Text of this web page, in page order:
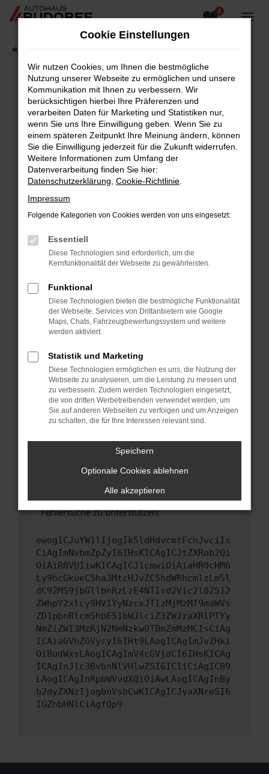
Zum
0
Fehler: Network Error
Beim Laden ist ein Fehler aufgetreten.
Hier sind ein paar Tipps, die dir helfen können:
Überprüfe deine Firewall und deine
Internetverbindung.
Laden andere Webseiten, zum Beispiel deine
Suchmaschine?
Prüfe deine Browsererweiterungen.
Manche Erweiterungen, wie Werbeblocker,
können das Laden bestimmter Seiten
verhindern. Funktioniert die Seite in einem
Fenster?
Starte dein Gerät neu.
Das kann manchmal helfen, vorübergehende
Probleme zu beheben.
Betriebssystem auf dem neuesten Stand
sind.
Veraltete Software birgt nicht nur ein
Sicherheitsrisiko, sondern kann auch dazu
führen, dass bestimmte Funktionen nicht mehr
unterstützt werden.
Wende dich an den Webseitenbetreiber.
Wenn du alle oben genannten Schritte versucht
hast, kontaktiere uns bitte. Wir werden
versuchen, das Problem zu beheben. Du kannst
uns diesen Text schicken, um uns bei der
Fehlersuche zu unterstützen:
ewogICJuYW1lIjogIk5ldHdvcmtFcnJvciIs
CiAgImNvbmZpZyI6IHsKICAgICJtZXRob2Qi
OiAiR0VUIiwKICAgICJ1cmwiOiAiaHR0cHM6
Ly9hcGkueC5ha3MtcHJvZC5hdWRhcmlzLm5l
dC92MS9jbGllbnRzLzE4NTIvd2Vic2l0ZS12
ZWhpY2xlcy9HV1YyNzcxJTIzMjMzMT9maWVs
ZD1pbnRlcm5hbE51bWJlciZ3ZWJzaXRlPTYy
NmZiZWI3MzRjN2NmNzkwOTBmZmMzMCIsCiAg
ICAiaGVhZGVycyI6IHt9LAogICAgImJvZHki
OiBudWxsLAogICAgImV4cGVjdCI6IHsKICAg
ICAgInJlc3BvbnNlVHlwZSI6ICIiCiAgICB9
LAogICAgInRpbWVvdXQiOiAwLAogICAgInBy
b2dyZXNzIjogbnVsbCwKICAgICJyaXNreSI6
IGZhbHNlCiAgfQp9
Cookie Einstellungen
Wir nutzen Cookies, um Ihnen die bestmögliche
Nutzung unserer Webseite zu ermöglichen und unsere
Kommunikation mit Ihnen zu verbessern. Wir
berücksichtigen hierbei Ihre Präferenzen und
verarbeiten Daten für Marketing und Statistiken nur,
wenn Sie uns Ihre Einwilligung geben. Wenn Sie zu
einem späteren Zeitpunkt Ihre Meinung ändern, können
Sie die Einwilligung jederzeit für die Zukunft widerrufen.
Weitere Informationen zum Umfang der
Datenverarbeitung finden Sie hier:
Datenschutzerklärung Cookie-Richtlinie
Impressum
Folgende Kategorien von Cookies werden von uns eingesetzt:
Essentiell
Diese Technologien sind erforderlich, um die
Kernfunktionalität der Webseite zu gewährleisten.
Funktional
Diese Technologien bieten die bestmögliche Funktionalität
der Webseite. Services von Drittanbietern wie Google
Maps, Chats, Fahrzeugbewertungssystem und weitere
werden aktiviert.
Statistik und Marketing
Diese Technologien ermöglichen es uns, die Nutzung der
Webseite zu analysieren, um die Leistung zu messen und
zu verbessern. Zudem werden Technologien eingesetzt,
die von dritten Werbetreibenden verwendet werden, um
Sie auf anderen Webseiten zu verfolgen und um Anzeigen
zu schalten, die für Ihre Interessen relevant sind.
Speichern
Optionale Cookies ablehnen
Alle akzeptieren